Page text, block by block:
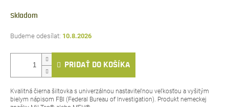
cena:
Skladom
10.8.2026
PRIDAŤ DO KOŠÍKA
Kvalitná čierna šiltovka s univerzálnou nastaviteľnou veľkosťou a vyšitým
bielym nápisom FBI (Federal Bureau of Investigation). Produkt nemeckej